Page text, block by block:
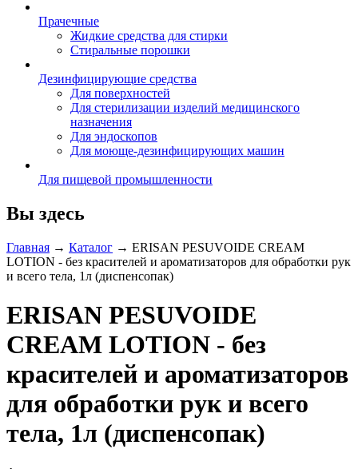
Прачечные
Жидкие средства для стирки
Стиральные порошки
Дезинфицирующие средства
Для поверхностей
Для стерилизации изделий медицинского
назначения
Для эндоскопов
Для моюще-дезинфицирующих машин
Для пищевой промышленности
Вы здесь
Главная → Каталог → ERISAN PESUVOIDE CREAM
LOTION - без красителей и ароматизаторов для обработки рук
и всего тела, 1л (диспенсопак)
ERISAN PESUVOIDE
CREAM LOTION - без
красителей и ароматизаторов
для обработки рук и всего
тела, 1л (диспенсопак)